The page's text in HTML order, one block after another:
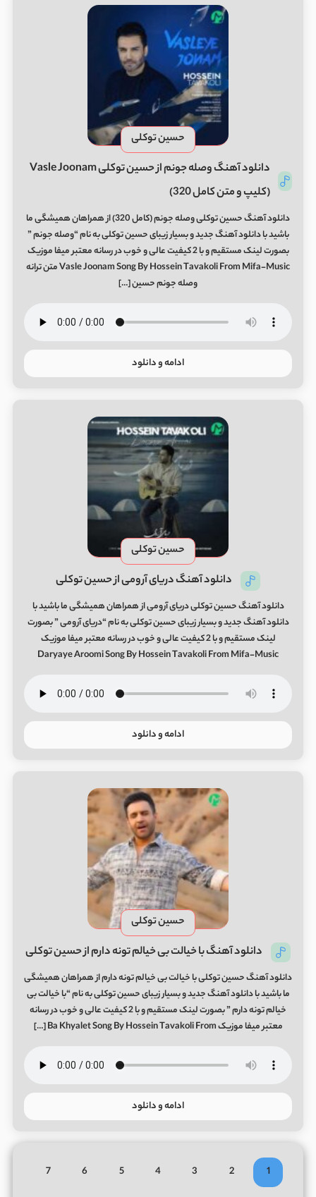
حسین توکلی
دانلود آهنگ وصله جونم از حسین توکلی Vasle Joonam
(کلیپ و متن کامل 320)
دانلود آهنگ حسین توکلی وصله جونم (کامل 320) از همراهان همیشگی ما
باشید با دانلود آهنگ جدید و بسیار زیبای حسین توکلی به نام “وصله جونم ”
بصورت لینک مستقیم و با 2 کیفیت عالی و خوب در رسانه معتبر میفا موزیک
Vasle Joonam Song By Hossein Tavakoli From Mifa-Music متن ترانه
وصله جونم حسین […]
ادامه و دانلود
حسین توکلی
دانلود آهنگ دریای آرومی از حسین توکلی
دانلود آهنگ حسین توکلی دریای آرومی از همراهان همیشگی ما باشید با
دانلود آهنگ جدید و بسیار زیبای حسین توکلی به نام “دریای آرومی ” بصورت
لینک مستقیم و با 2 کیفیت عالی و خوب در رسانه معتبر میفا موزیک
Daryaye Aroomi Song By Hossein Tavakoli From Mifa-Music
ادامه و دانلود
حسین توکلی
دانلود آهنگ با خیالت بی خیالم تونه دارم از حسین توکلی
دانلود آهنگ حسین توکلی با خیالت بی خیالم تونه دارم از همراهان همیشگی
ما باشید با دانلود آهنگ جدید و بسیار زیبای حسین توکلی به نام “با خیالت بی
خیالم تونه دارم ” بصورت لینک مستقیم و با 2 کیفیت عالی و خوب در رسانه
معتبر میفا موزیک Ba Khyalet Song By Hossein Tavakoli From […]
ادامه و دانلود
1
2
3
4
5
6
7